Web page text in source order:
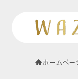
ホームペ